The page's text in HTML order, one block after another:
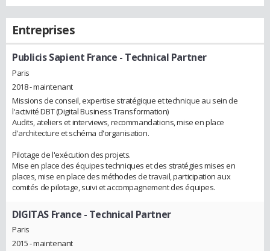
Entreprises
Publicis Sapient France - Technical Partner
Paris
2018 - maintenant
Missions de conseil, expertise stratégique et technique au sein de
l'activité DBT (Digital Business Transformation)
Audits, ateliers et interviews, recommandations, mise en place
d'architecture et schéma d'organisation.
Pilotage de l'exécution des projets.
Mise en place des équipes techniques et des stratégies mises en
places, mise en place des méthodes de travail, participation aux
comités de pilotage, suivi et accompagnement des équipes.
DIGITAS France - Technical Partner
Paris
2015 - maintenant